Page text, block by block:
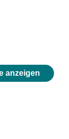
anzeigen